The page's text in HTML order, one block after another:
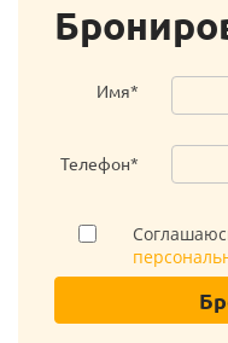
Имя*
Телефон*